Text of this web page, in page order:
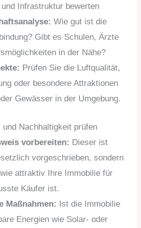
Infrastruktur bewerten
Wie gut ist die
Gibt es Schulen, Ärzte
in der Nähe?
Prüfen Sie die Luftqualität,
oder besondere Attraktionen
Gewässer in der Umgebung.
Nachhaltigkeit prüfen
vorbereiten: Dieser ist
vorgeschrieben, sondern
attraktiv Ihre Immobilie für
Käufer ist.
Maßnahmen: Ist die Immobilie
Energien wie Solar- oder